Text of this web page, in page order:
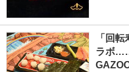
「回
ラボ